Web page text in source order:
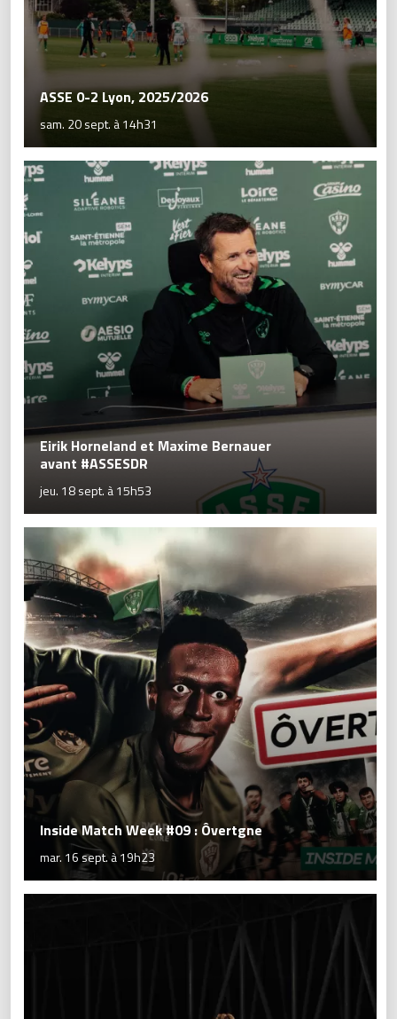
ASSE 0-2 Lyon, 2025/2026
sam. 20 sept. à 14h31
Eirik Horneland et Maxime Bernauer
avant #ASSESDR
jeu. 18 sept. à 15h53
Inside Match Week #09 : Ôvertgne
mar. 16 sept. à 19h23